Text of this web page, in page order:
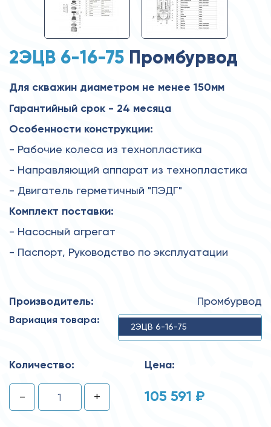
2ЭЦВ 6-16-75 Промбурвод
Для скважин диаметром не менее 150мм
Гарантийный срок - 24 месяца
Особенности конструкции:
- Рабочие колеса из технопластика
- Направляющий аппарат из технопластика
- Двигатель герметичный "ПЭДГ"
Комплект поставки:
- Насосный агрегат
- Паспорт, Руководство по эксплуатации
Производитель: Промбурвод
Вариация товара:
2ЭЦВ 6-16-75
Количество:
- +
Цена:
105 591 ₽